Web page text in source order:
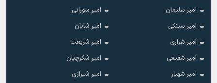
امیر سلیمان
امیر سورانی
امیر سینکی
امیر شایان
امیر شراری
امیر شریعت
امیر شفیعی
امیر شکرچیان
امیر شهیار
امیر شیرازی